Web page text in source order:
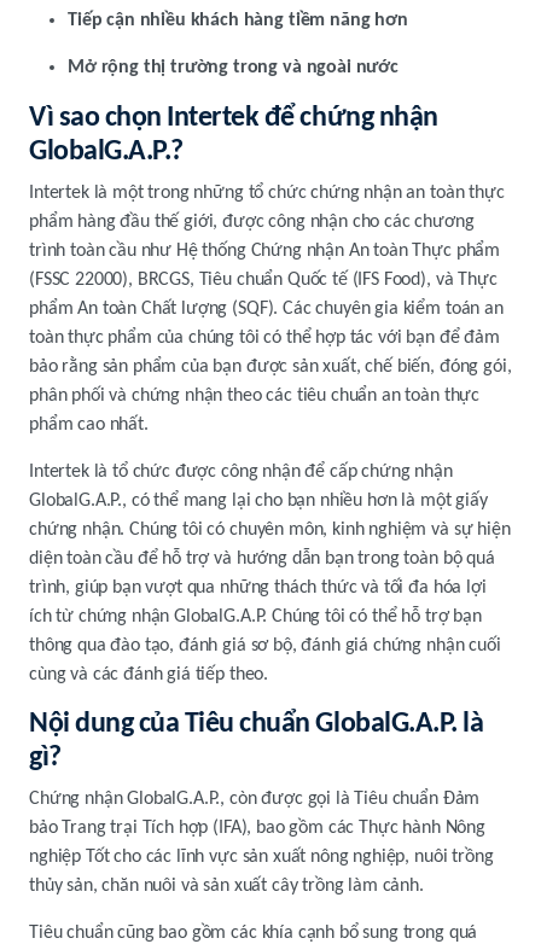
Tiếp cận nhiều khách hàng tiềm năng hơn
Mở rộng thị trường trong và ngoài nước
Vì sao chọn Intertek để chứng nhận
GlobalG.A.P.?
Intertek là một trong những tổ chức chứng nhận an toàn thực
phẩm hàng đầu thế giới, được công nhận cho các chương
trình toàn cầu như Hệ thống Chứng nhận An toàn Thực phẩm
(FSSC 22000), BRCGS, Tiêu chuẩn Quốc tế (IFS Food), và Thực
phẩm An toàn Chất lượng (SQF). Các chuyên gia kiểm toán an
toàn thực phẩm của chúng tôi có thể hợp tác với bạn để đảm
bảo rằng sản phẩm của bạn được sản xuất, chế biến, đóng gói,
phân phối và chứng nhận theo các tiêu chuẩn an toàn thực
phẩm cao nhất.
Intertek là tổ chức được công nhận để cấp chứng nhận
GlobalG.A.P., có thể mang lại cho bạn nhiều hơn là một giấy
chứng nhận. Chúng tôi có chuyên môn, kinh nghiệm và sự hiện
diện toàn cầu để hỗ trợ và hướng dẫn bạn trong toàn bộ quá
trình, giúp bạn vượt qua những thách thức và tối đa hóa lợi
ích từ chứng nhận GlobalG.A.P. Chúng tôi có thể hỗ trợ bạn
thông qua đào tạo, đánh giá sơ bộ, đánh giá chứng nhận cuối
cùng và các đánh giá tiếp theo.
Nội dung của Tiêu chuẩn GlobalG.A.P. là
gì?
Chứng nhận GlobalG.A.P., còn được gọi là Tiêu chuẩn Đảm
bảo Trang trại Tích hợp (IFA), bao gồm các Thực hành Nông
nghiệp Tốt cho các lĩnh vực sản xuất nông nghiệp, nuôi trồng
thủy sản, chăn nuôi và sản xuất cây trồng làm cảnh.
Tiêu chuẩn cũng bao gồm các khía cạnh bổ sung trong quá